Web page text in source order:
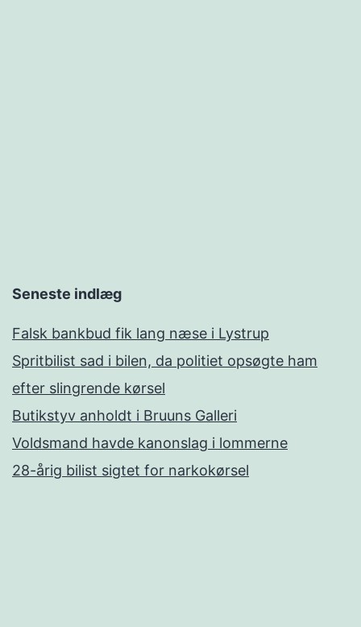
Seneste indlæg
Falsk bankbud fik lang næse i Lystrup
Spritbilist sad i bilen, da politiet opsøgte ham
efter slingrende kørsel
Butikstyv anholdt i Bruuns Galleri
Voldsmand havde kanonslag i lommerne
28-årig bilist sigtet for narkokørsel